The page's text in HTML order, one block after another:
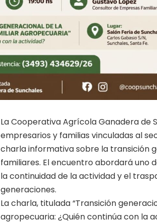
La Cooperativa Agrícola Ganadera de
empresarios y familias vinculadas al
charla informativa sobre la transición
familiares. El encuentro abordará uno
la continuidad de la actividad y el
generaciones.
La charla, titulada “Transición
agropecuaria: ¿Quién continúa con la